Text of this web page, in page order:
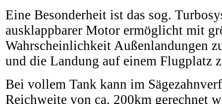
Eine Besonderheit ist das sog.
ausklappbarer Motor ermöglicht mit
Wahrscheinlichkeit Außenlandungen
und die Landung auf einem Flugplatz
Bei vollem Tank kann im
Reichweite von ca. 200km gerechnet